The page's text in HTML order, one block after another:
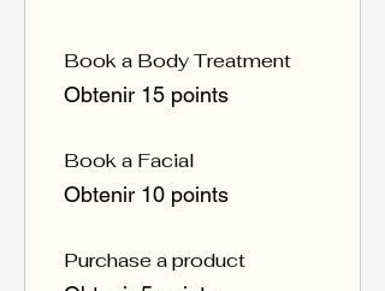
Book a Body Treatment
Obtenir 15 points
Book a Facial
Obtenir 10 points
Purchase a product